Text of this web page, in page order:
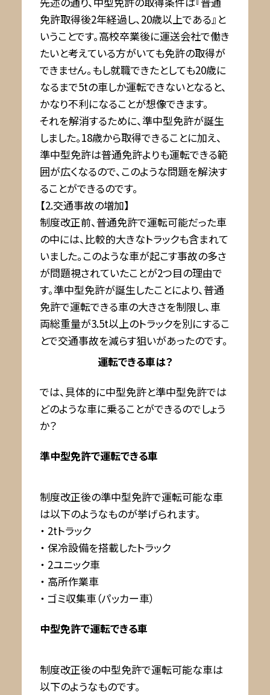
免許取得後2年経過し、20歳以上である』と
いうことです。高校卒業後に運送会社で働き
たいと考えている方がいても免許の取得が
できません。もし就職できたとしても20歳に
なるまで5tの車しか運転できないとなると、
かなり不利になることが想像できます。
それを解消するために、準中型免許が誕生
しました。18歳から取得できることに加え、
準中型免許は普通免許よりも運転できる範
囲が広くなるので、このような問題を解決す
ることができるのです。
【2.交通事故の増加】
制度改正前、普通免許で運転可能だった車
の中には、比較的大きなトラックも含まれて
いました。このような車が起こす事故の多さ
が問題視されていたことが2つ目の理由で
す。準中型免許が誕生したことにより、普通
免許で運転できる車の大きさを制限し、車
両総重量が3.5t以上のトラックを別にするこ
とで交通事故を減らす狙いがあったのです。
運転できる車は？
では、具体的に中型免許と準中型免許では
どのような車に乗ることができるのでしょう
か？
準中型免許で運転できる車
制度改正後の準中型免許で運転可能な車
は以下のようなものが挙げられます。
・ 2tトラック
・ 保冷設備を搭載したトラック
・ 2ユニック車
・ 高所作業車
・ ゴミ収集車（パッカー車）
中型免許で運転できる車
制度改正後の中型免許で運転可能な車は
以下のようなものです。